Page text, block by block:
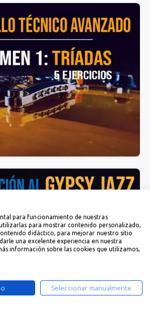
para funcionamiento de nuestras
para mostrar contenido personalizado,
didáctico, para mejorar nuestro sitio
una excelente experiencia en nuestra
información sobre las cookies que utilizamos,
Seleccionar manualmente